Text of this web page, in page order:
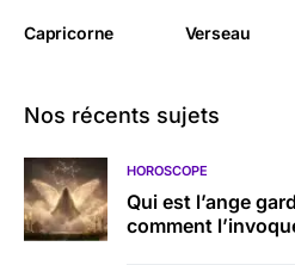
Capricorne Verseau
Nos récents sujets
HOROSCOPE
Qui est l’ange
comment